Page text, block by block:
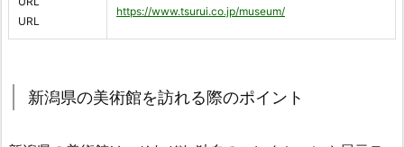
URL
https://www.tsurui.co.jp/museum/
新潟県の美術館を訪れる際のポイント